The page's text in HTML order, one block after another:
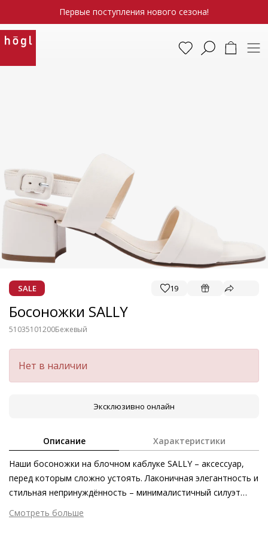
Первые поступления нового сезона!
SALE 19
Босоножки SALLY
51035101200Бежевый
Нет в наличии
Эксклюзивно онлайн
Описание Характеристики
Наши босоножки на блочном каблуке SALLY – аксессуар,
перед которым сложно устоять. Лаконичная элегантность и
стильная непринуждённость – минималистичный силуэт
модели позаботится о непринуждённых нотках шика в
ваших летних образах. В качестве винтажного акцента
Смотреть больше